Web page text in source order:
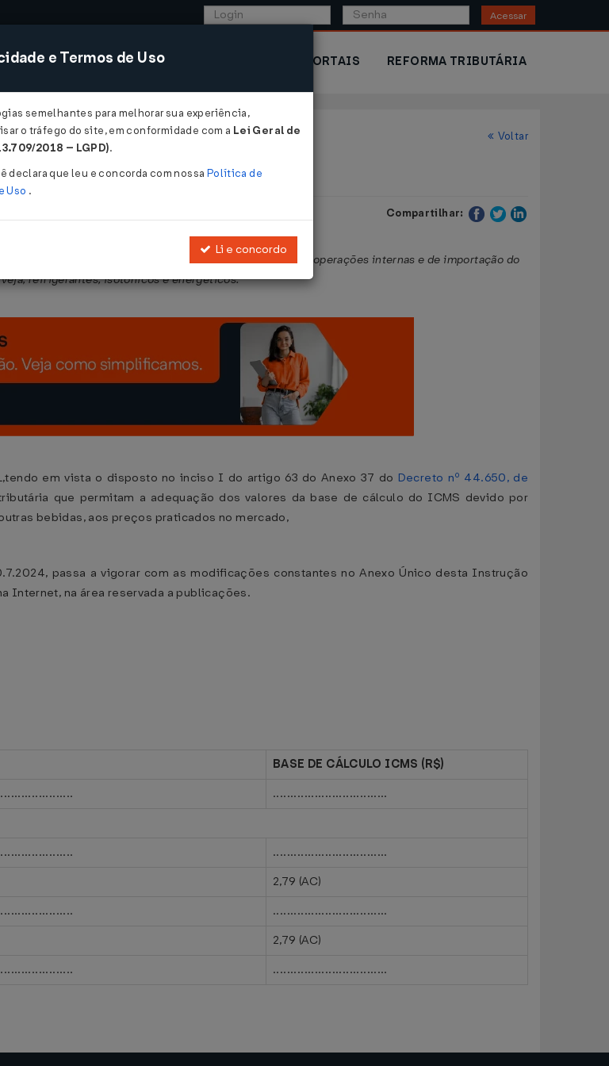
Acessar
SISTEMAS COMÉRCIO EXTERIOR PORTAIS REFORMA TRIBUTÁRIA
Voltar
2024
Compartilhar:
de cálculo do ICMS devido por substituição tributária, nas operações internas e de importação do
refrigerantes, isotônicos e energéticos.
em vista o disposto no inciso I do artigo 63 do Anexo 37 do Decreto nº 44.650, de
que permitam a adequação dos valores da base de cálculo do ICMS devido por
bebidas, aos preços praticados no mercado,
passa a vigorar com as modificações constantes no Anexo Único desta Instrução
Internet, na área reservada a publicações.
BASE DE CÁLCULO ICMS (R$)
.................................
.................................
2,79 (AC)
.................................
2,79 (AC)
.................................
e Termos de Uso
semelhantes para melhorar sua experiência,
o tráfego do site, em conformidade com a Lei Geral de
2018 – LGPD).
declara que leu e concorda com nossa Política de
Uso .
Li e concordo